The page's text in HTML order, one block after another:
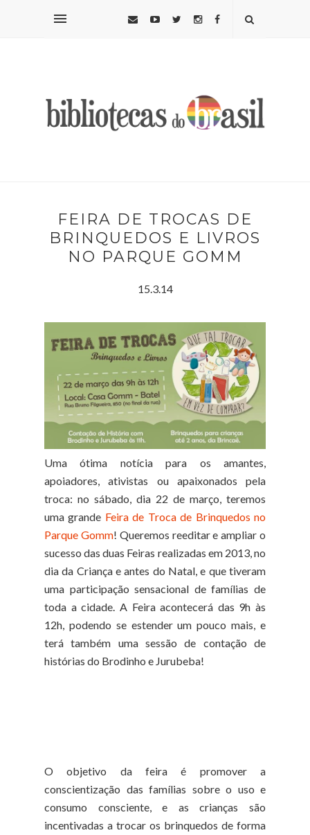
FEIRA DE TROCAS DE
BRINQUEDOS E LIVROS
NO PARQUE GOMM
15.3.14
Uma ótima notícia para os amantes,
apoiadores, ativistas ou apaixonados pela
troca: no sábado, dia 22 de março, teremos
uma grande Feira de Troca de Brinquedos no
Parque Gomm! Queremos reeditar e ampliar o
sucesso das duas Feiras realizadas em 2013, no
dia da Criança e antes do Natal, e que tiveram
uma participação sensacional de famílias de
toda a cidade. A Feira acontecerá das 9h às
12h, podendo se estender um pouco mais, e
terá também uma sessão de contação de
histórias do Brodinho e Jurubeba!
O objetivo da feira é promover a
conscientização das famílias sobre o uso e
consumo consciente, e as crianças são
incentivadas a trocar os brinquedos de forma